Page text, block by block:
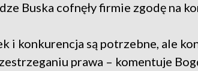
Buska cofnęły firmie zgodę na
i konkurencja są potrzebne, ale
prawa – komentuje